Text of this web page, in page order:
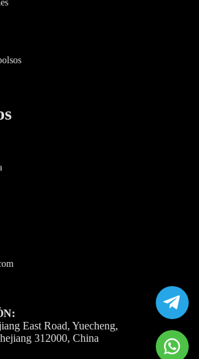
East Road, Yuecheng,
312000, China